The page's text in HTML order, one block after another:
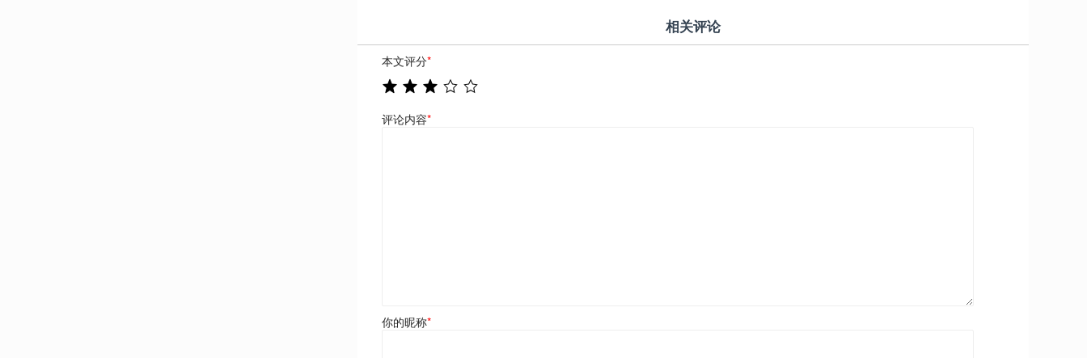
相关评论
本文评分*
评论内容*
你的昵称*